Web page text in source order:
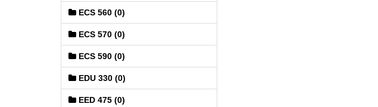
ECS 560 (0)
ECS 570 (0)
ECS 590 (0)
EDU 330 (0)
EED 475 (0)